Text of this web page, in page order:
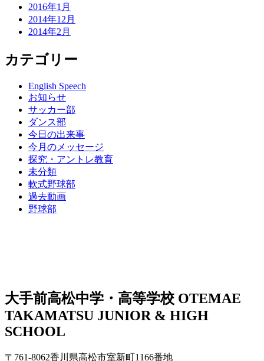
2016年1月
2014年12月
2014年2月
カテゴリー
English Speech
お知らせ
サッカー部
ダンス部
今日の出来事
今月のメッセージ
探究・アントレ教育
未分類
軟式野球部
過去動画
野球部
大手前高松中学・高等学校 OTEMAE
TAKAMATSU JUNIOR & HIGH
SCHOOL
〒761-8062香川県高松市室新町1166番地